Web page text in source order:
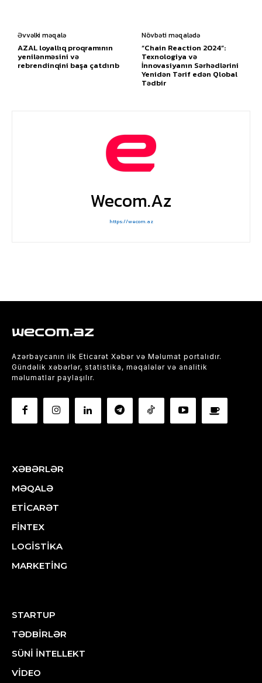
Əvvəlki məqalə
AZAL loyallıq proqramının
yenilənməsini və
rebrendinqini başa çatdırıb
Növbəti məqalədə
“Chain Reaction 2024”:
Texnologiya və
İnnovasiyanın Sərhədlərini
Yenidən Tərif edən Qlobal
Tədbir
Wecom.az
https://wecom.az
wecom.az
Azərbaycanın ilk Eticarət Xəbər və Məlumat portalıdır.
Gündəlik xəbərlər, statistika, məqalələr və analitik
məlumatlar paylaşılır.
XƏBƏRLƏR
MƏQALƏ
ETİCARƏT
FİNTEX
LOGİSTİKA
MARKETİNG
STARTUP
TƏDBİRLƏR
SÜNİ İNTELLEKT
VİDEO